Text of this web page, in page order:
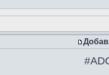
#ADC